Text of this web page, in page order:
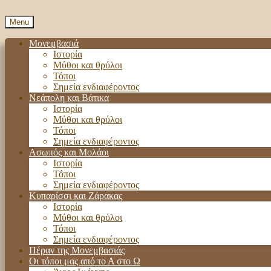
Menu
Μονεμβασιά
Ιστορία
Μύθοι και θρύλοι
Τόποι
Σημεία ενδιαφέροντος
Νεάπολη και Βάτικα
Ιστορία
Μύθοι και θρύλοι
Τόποι
Σημεία ενδιαφέροντος
Ασωπός και Μολάοι
Ιστορία
Τόποι
Σημεία ενδιαφέροντος
Κυπαρίσσι και Ζάρακας
Ιστορία
Μύθοι και θρύλοι
Τόποι
Σημεία ενδιαφέροντος
Πέραν της Μονεμβασιάς
Οι τόποι μας από το Α στο Ω